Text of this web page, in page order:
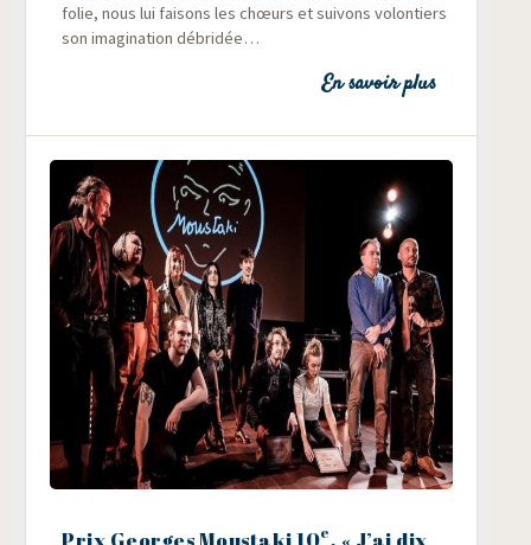
folie, nous lui fai­sons les chœurs et sui­vons volon­tiers
son ima­gi­na­tion débridée…
En savoir plus
e